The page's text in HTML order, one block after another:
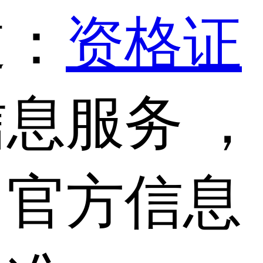
资格证
服务 ，
方信息